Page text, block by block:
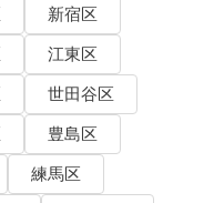
新宿区
江東区
世田谷区
豊島区
練馬区